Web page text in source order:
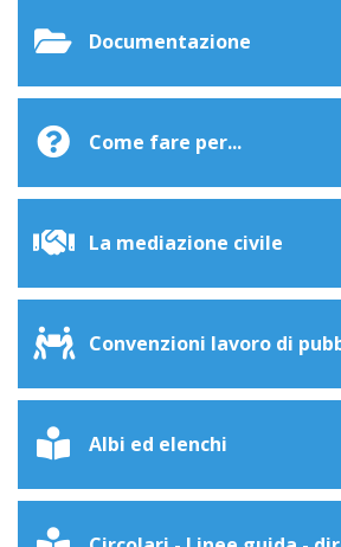
Documentazione
Come fare per...
La mediazione civile
Convenzioni lavoro di
Albi ed elenchi